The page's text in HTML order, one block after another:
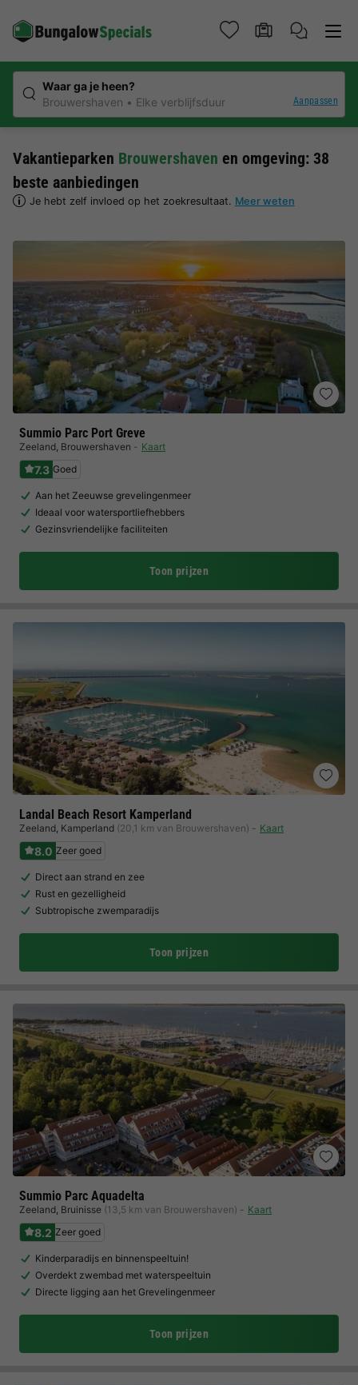
Waar ga je heen?
Brouwershaven
Elke verblijfsduur Aanpassen
Vakantieparken Brouwershaven en omgeving: 38
beste aanbiedingen
Je hebt zelf invloed op het zoekresultaat. Meer weten
Summio Parc Port Greve
Zeeland, Brouwershaven Kaart
7.3 Goed
Aan het Zeeuwse grevelingenmeer
Ideaal voor watersportliefhebbers
Gezinsvriendelijke faciliteiten
Toon prijzen
Landal Beach Resort Kamperland
Zeeland, Kamperland (20,1 km van Brouwershaven) Kaart
8.0 Zeer goed
Direct aan strand en zee
Rust en gezelligheid
Subtropische zwemparadijs
Toon prijzen
Summio Parc Aquadelta
Zeeland, Bruinisse (13,5 km van Brouwershaven) Kaart
8.2 Zeer goed
Kinderparadijs en binnenspeeltuin!
Overdekt zwembad met waterspeeltuin
Directe ligging aan het Grevelingenmeer
Toon prijzen